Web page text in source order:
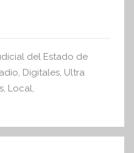
del Estado de
, Digitales, Ultra
, Local,